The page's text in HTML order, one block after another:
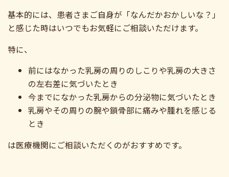
基本的には、患者さまご自身が「なんだかおかしいな？」
と感じた時はいつでもお気軽にご相談いただけます。
特に、
前にはなかった乳房の周りのしこりや乳房の大きさ
の左右差に気づいたとき
今までになかった乳房からの分泌物に気づいたとき
乳房やその周りの腕や鎖骨部に痛みや腫れを感じる
とき
は医療機関にご相談いただくのがおすすめです。